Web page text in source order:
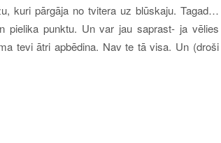
kuri pārgāja no tvitera uz blūskaju. Tagad…
pielika punktu. Un var jau saprast- ja vēlies
tevi ātri apbēdina. Nav te tā visa. Un (droši